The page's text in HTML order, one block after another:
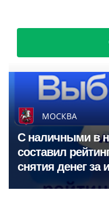
МОСКВА
С наличными в
составил
снятия денег за